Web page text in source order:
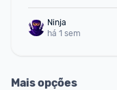
há 1 sem
Mais opções